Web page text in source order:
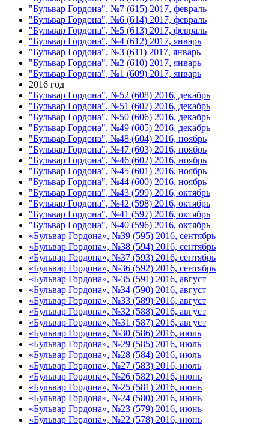
"Бульвар Гордона", №7 (615) 2017, февраль
"Бульвар Гордона", №6 (614) 2017, февраль
"Бульвар Гордона", №5 (613) 2017, февраль
"Бульвар Гордона", №4 (612) 2017, январь
"Бульвар Гордона", №3 (611) 2017, январь
"Бульвар Гордона", №2 (610) 2017, январь
"Бульвар Гордона", №1 (609) 2017, январь
2016 год
"Бульвар Гордона", №52 (608) 2016, декабрь
"Бульвар Гордона", №51 (607) 2016, декабрь
"Бульвар Гордона", №50 (606) 2016, декабрь
"Бульвар Гордона", №49 (605) 2016, декабрь
"Бульвар Гордона", №48 (604) 2016, ноябрь
"Бульвар Гордона", №47 (603) 2016, ноябрь
"Бульвар Гордона", №46 (602) 2016, ноябрь
"Бульвар Гордона", №45 (601) 2016, ноябрь
"Бульвар Гордона", №44 (600) 2016, ноябрь
"Бульвар Гордона", №43 (599) 2016, октябрь
"Бульвар Гордона", №42 (598) 2016, октябрь
"Бульвар Гордона", №41 (597) 2016, октябрь
"Бульвар Гордона", №40 (596) 2016, октябрь
«Бульвар Гордона», №39 (595) 2016, сентябрь
«Бульвар Гордона», №38 (594) 2016, сентябрь
«Бульвар Гордона», №37 (593) 2016, сентябрь
«Бульвар Гордона», №36 (592) 2016, сентябрь
«Бульвар Гордона», №35 (591) 2016, август
«Бульвар Гордона», №34 (590) 2016, август
«Бульвар Гордона», №33 (589) 2016, август
«Бульвар Гордона», №32 (588) 2016, август
«Бульвар Гордона», №31 (587) 2016, август
«Бульвар Гордона», №30 (586) 2016, июль
«Бульвар Гордона», №29 (585) 2016, июль
«Бульвар Гордона», №28 (584) 2016, июль
«Бульвар Гордона», №27 (583) 2016, июль
«Бульвар Гордона», №26 (582) 2016, июнь
«Бульвар Гордона», №25 (581) 2016, июнь
«Бульвар Гордона», №24 (580) 2016, июнь
«Бульвар Гордона», №23 (579) 2016, июнь
«Бульвар Гордона», №22 (578) 2016, июнь